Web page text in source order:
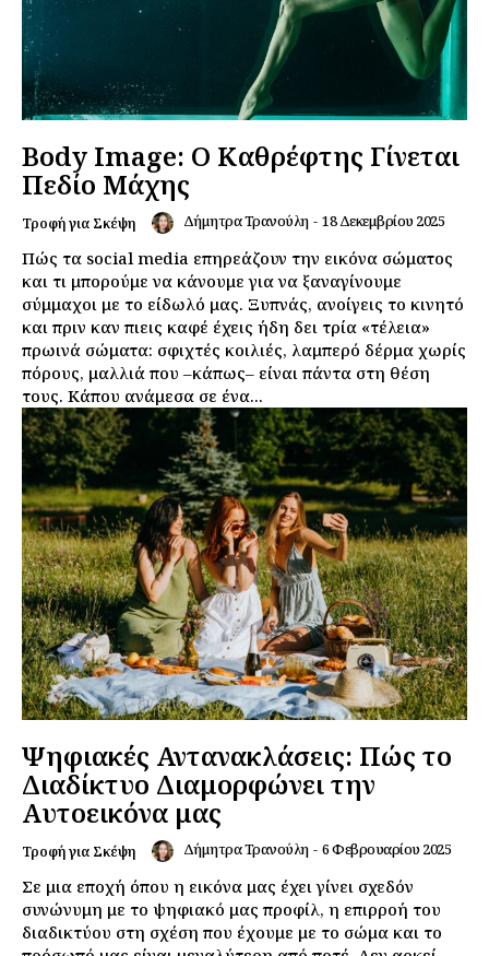
Body Image: Ο Καθρέφτης Γίνεται
Πεδίο Μάχης
Τροφή για Σκέψη Δήμητρα Τρανούλη - 18 Δεκεμβρίου 2025
Πώς τα social media επηρεάζουν την εικόνα σώματος
και τι μπορούμε να κάνουμε για να ξαναγίνουμε
σύμμαχοι με το είδωλό μας. Ξυπνάς, ανοίγεις το κινητό
και πριν καν πιεις καφέ έχεις ήδη δει τρία «τέλεια»
πρωινά σώματα: σφιχτές κοιλιές, λαμπερό δέρμα χωρίς
πόρους, μαλλιά που –κάπως– είναι πάντα στη θέση
τους. Κάπου ανάμεσα σε ένα...
Ψηφιακές Αντανακλάσεις: Πώς το
Διαδίκτυο Διαμορφώνει την
Αυτοεικόνα μας
Τροφή για Σκέψη Δήμητρα Τρανούλη - 6 Φεβρουαρίου 2025
Σε μια εποχή όπου η εικόνα μας έχει γίνει σχεδόν
συνώνυμη με το ψηφιακό μας προφίλ, η επιρροή του
διαδικτύου στη σχέση που έχουμε με το σώμα και το